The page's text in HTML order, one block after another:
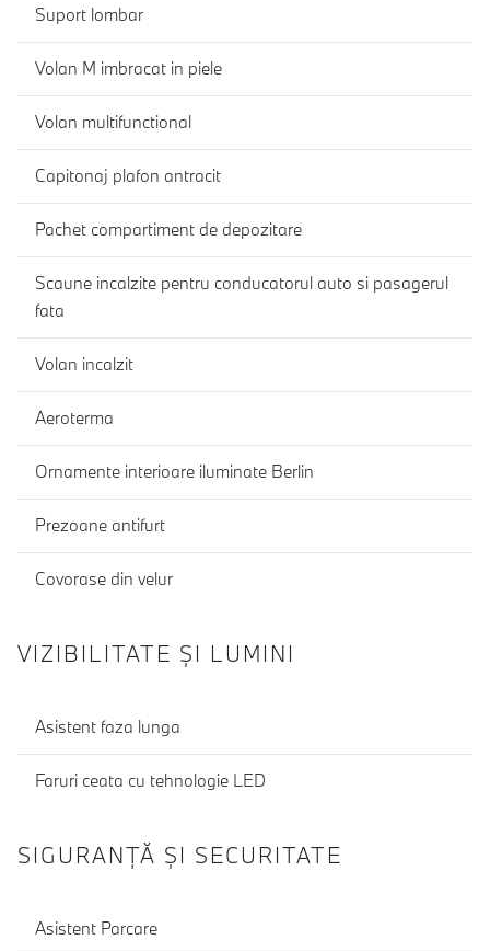
Suport lombar
Volan M imbracat in piele
Volan multifunctional
Capitonaj plafon antracit
Pachet compartiment de depozitare
Scaune incalzite pentru conducatorul auto si pasagerul
fata
Volan incalzit
Aeroterma
Ornamente interioare iluminate Berlin
Prezoane antifurt
Covorase din velur
VIZIBILITATE ȘI LUMINI
Asistent faza lunga
Faruri ceata cu tehnologie LED
SIGURANŢĂ ŞI SECURITATE
Asistent Parcare